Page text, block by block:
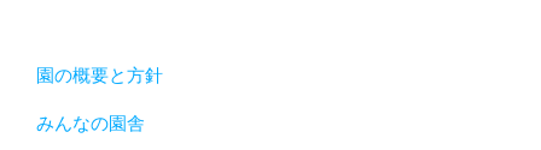
園の概要と方針
みんなの園舎